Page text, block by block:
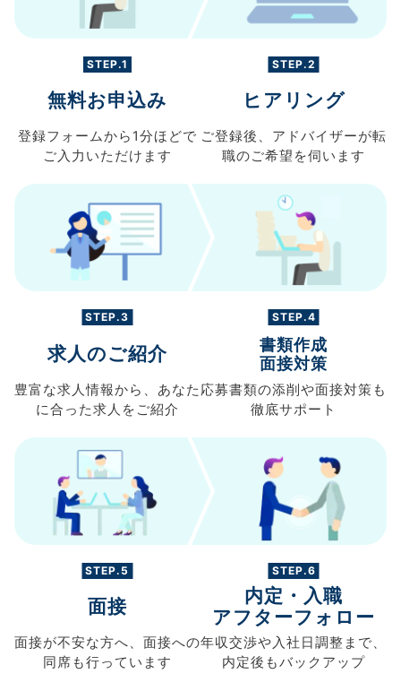
STEP.1
無料お申込み
登録フォームから 1分ほどで
ご入力 いただけます
STEP.2
ヒアリング
ご登録後、 アドバイザーが転
職のご希望を伺います
STEP.3
求人のご紹介
豊富な求人情報から、 あなた
に合った求人を ご紹介
STEP.4
書類作成
面接対策
応募書類の添削や面接対策も
徹底サポート
STEP.5
面接
面接が不安な方へ、 面接への
同席も行っています
STEP.6
内定・入職
アフターフォロー
年収交渉や入社日調整まで、
内定後もバックアップ